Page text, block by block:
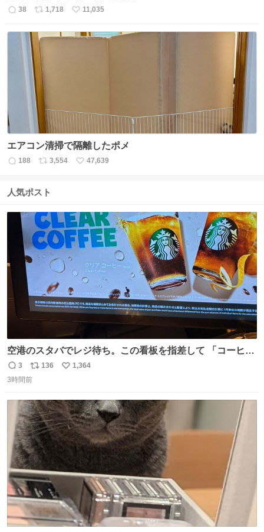
返
38
リ
ス
ト
数
1,718
い
ね
11,035
エアコン清掃で隔離したポメ
返
数
188
リ
ス
数
3,554
い
47,639
人気ポスト
空港のスタバでレジ待ち。この看板を指差して 「コーヒー
苦手な人コーヒー飲まないよ！」て叫び続けてる子供いて
吹き出しそうwお母さんお疲れ様です。
返
信
3
リ
ポ
ト
数
136
い
数
1,364
3時間前